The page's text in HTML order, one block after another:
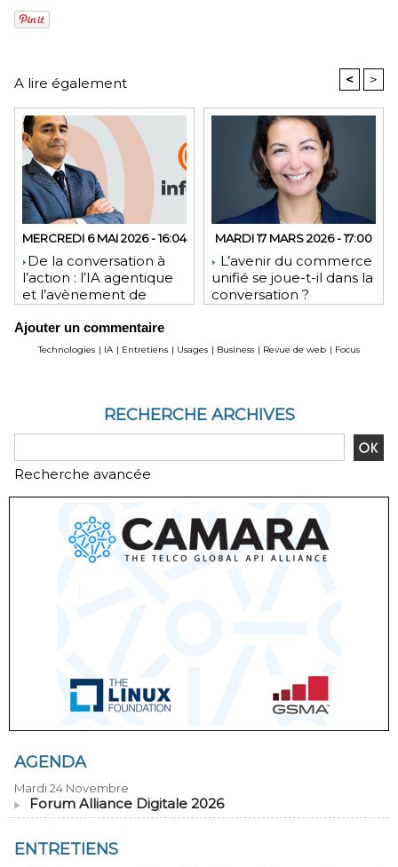
A lire également < >
MERCREDI 6 MAI 2026 - 16:04
​De la conversation à
l’action : l’IA agentique
et l’avènement de
MARDI 17 MARS 2026 - 17:00
L’avenir du commerce
unifié se joue-t-il dans la
conversation ?
Ajouter un commentaire
Technologies | IA | Entretiens | Usages | Business | Revue de web | Focus
RECHERCHE ARCHIVES
Recherche avancée
AGENDA
Mardi 24 Novembre
Forum Alliance Digitale 2026
ENTRETIENS